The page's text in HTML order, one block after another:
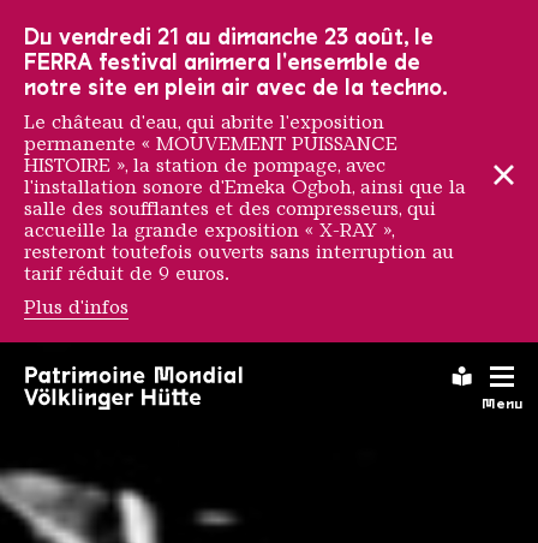
Menu
Chronologie
Du vendredi 21 au dimanche 23 août, le
FERRA festival animera l'ensemble de
notre site en plein air avec de la techno.
Le château d'eau, qui abrite l'exposition
permanente « MOUVEMENT PUISSANCE
HISTOIRE », la station de pompage, avec
l'installation sonore d'Emeka Ogboh, ainsi que la
salle des soufflantes et des compresseurs, qui
accueille la grande exposition « X-RAY »,
resteront toutefois ouverts sans interruption au
tarif réduit de 9 euros.
Plus d'infos